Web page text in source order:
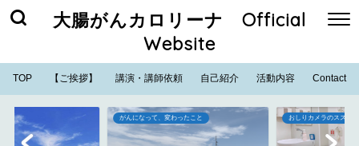
大腸がんカロリーナ Official
Website
TOP 【ご挨拶】 講演・講師依頼 自己紹介 活動内容 Contact
がんになって、変わったこと おしりカメラのススメ